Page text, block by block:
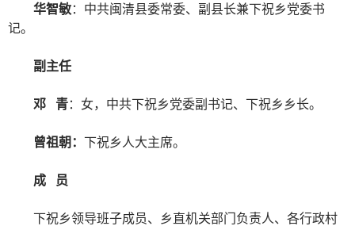
华智敏：中共闽清县委常委、副县长兼下祝乡党委书
记。
副主任
邓 青：女，中共下祝乡党委副书记、下祝乡乡长。
曾祖朝： 下祝乡人大主席。
成 员
下祝乡领导班子成员、乡直机关部门负责人、各行政村